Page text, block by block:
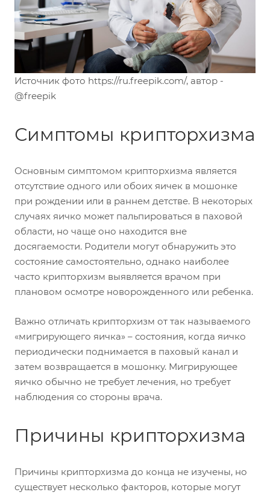
Источник фото https://ru.freepik.com/, автор -
@freepik
Симптомы крипторхизма
Основным симптомом крипторхизма является
отсутствие одного или обоих яичек в мошонке
при рождении или в раннем детстве. В некоторых
случаях яичко может пальпироваться в паховой
области, но чаще оно находится вне
досягаемости. Родители могут обнаружить это
состояние самостоятельно, однако наиболее
часто крипторхизм выявляется врачом при
плановом осмотре новорожденного или ребенка.
Важно отличать крипторхизм от так называемого
«мигрирующего яичка» – состояния, когда яичко
периодически поднимается в паховый канал и
затем возвращается в мошонку. Мигрирующее
яичко обычно не требует лечения, но требует
наблюдения со стороны врача.
Причины крипторхизма
Причины крипторхизма до конца не изучены, но
существует несколько факторов, которые могут